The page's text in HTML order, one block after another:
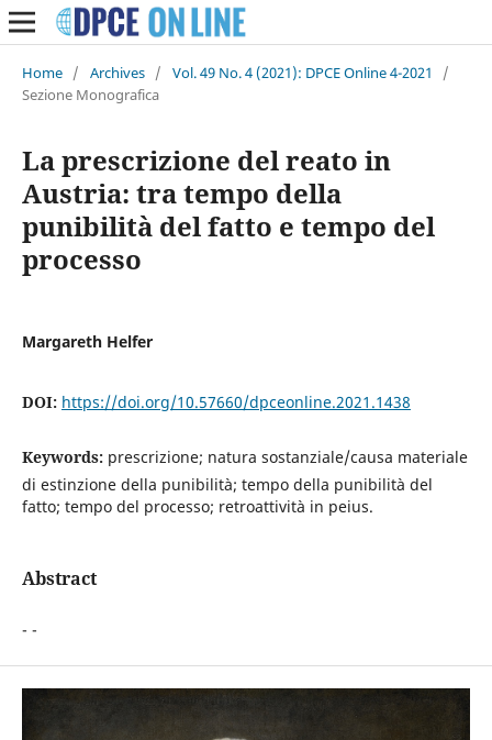
Home / Archives / Vol. 49 No. 4 (2021): DPCE Online 4-2021
/
Sezione Monografica
La prescrizione del reato in
Austria: tra tempo della
punibilità del fatto e tempo del
processo
Margareth Helfer
DOI: https://doi.org/10.57660/dpceonline.2021.1438
Keywords: prescrizione; natura sostanziale/causa materiale
di estinzione della punibilità; tempo della punibilità del
fatto; tempo del processo; retroattività in peius.
Abstract
- -